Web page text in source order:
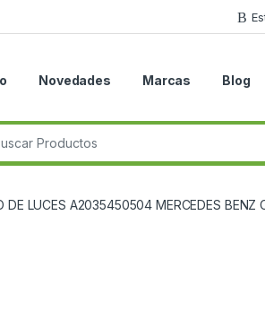
Novedades Marcas Blog
for:
DE LUCES A2035450504 MERCEDES